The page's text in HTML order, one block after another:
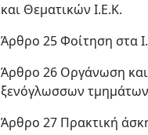
και Θεματικών Ι.Ε.Κ.
Άρθρο 25 Φοίτηση στα
Άρθρο 26 Οργάνωση και
ξενόγλωσσων τμημάτων
Άρθρο 27 Πρακτική